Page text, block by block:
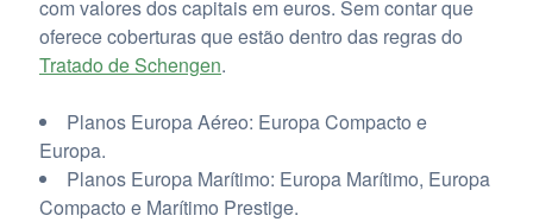
com valores dos capitais em euros. Sem contar que
oferece coberturas que estão dentro das regras do
Tratado de Schengen.
Planos Europa Aéreo: Europa Compacto e
Europa.
Planos Europa Marítimo: Europa Marítimo, Europa
Compacto e Marítimo Prestige.